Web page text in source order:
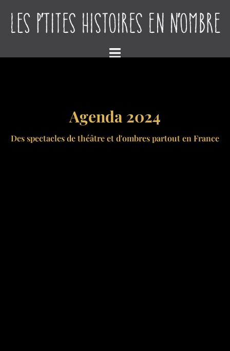
Agenda 2024
Des spectacles de théâtre et d'ombres partout en France